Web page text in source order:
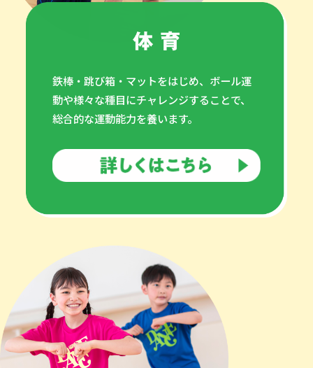
鉄棒・跳び箱・マットをはじめ、ボール運
動や様々な種目にチャレンジすることで、
総合的な運動能力を養います。